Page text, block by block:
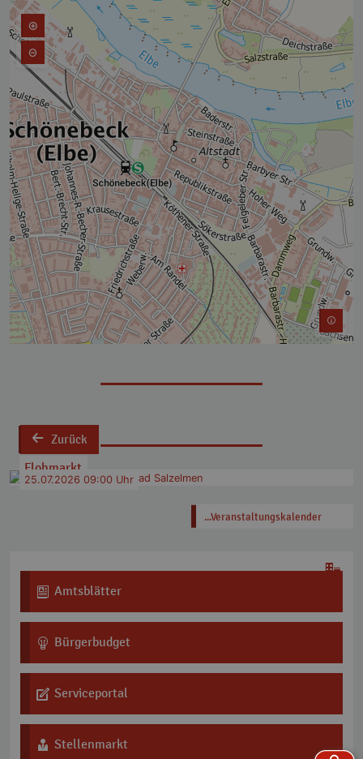
backZurück
Flohmarkt
25.07.2026 09:00 Uhr
...Veranstaltungskalender
icon icon-magazine
Amtsblätter
icon icon-lamp5
Bürgerbudget
icon icon-pencil7
Serviceportal
icon icon-user-tie
Stellenmarkt